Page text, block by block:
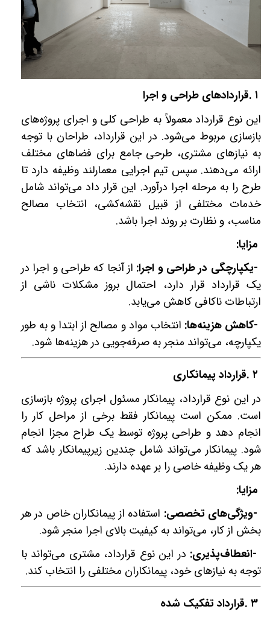
۱ .قراردادهای طراحی و اجرا
این نوع قرارداد معمولاً به طراحی کلی و اجرای پروژه‌های
بازسازی مربوط می‌شود. در این قرارداد، طراحان با توجه
به نیازهای مشتری، طرحی جامع برای فضاهای مختلف
ارائه می‌دهند. سپس تیم اجرایی معمارلند وظیفه دارد تا
طرح را به مرحله اجرا درآورد. این قرار داد می‌تواند شامل
خدمات مختلفی از قبیل نقشه‌کشی، انتخاب مصالح
مناسب، و نظارت بر روند اجرا باشد.
مزایا:
-یکپارچگی در طراحی و اجرا: از آنجا که طراحی و اجرا در
یک قرارداد قرار دارد، احتمال بروز مشکلات ناشی از
ارتباطات ناکافی کاهش می‌یابد.
-کاهش هزینه‌ها: انتخاب مواد و مصالح از ابتدا و به طور
یکپارچه، می‌تواند منجر به صرفه‌جویی در هزینه‌ها شود.
۲ .قرارداد پیمانکاری
در این نوع قرارداد، پیمانکار مسئول اجرای پروژه بازسازی
است. ممکن است پیمانکار فقط برخی از مراحل کار را
انجام دهد و طراحی پروژه توسط یک طراح مجزا انجام
شود. پیمانکار می‌تواند شامل چندین زیرپیمانکار باشد که
هر یک وظیفه خاصی را بر عهده دارند.
مزایا:
-ویژگی‌های تخصصی: استفاده از پیمانکاران خاص در هر
بخش از کار، می‌تواند به کیفیت بالای اجرا منجر شود.
-انعطاف‌پذیری: در این نوع قرارداد، مشتری می‌تواند با
توجه به نیازهای خود، پیمانکاران مختلفی را انتخاب کند.
۳ .قرارداد تفکیک شده